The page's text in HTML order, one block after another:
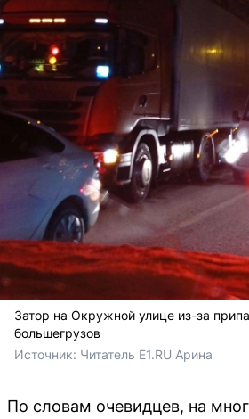
Затор на Окружной улице из-за
большегрузов
Источник: Читатель E1.RU Арина
По словам очевидцев, на